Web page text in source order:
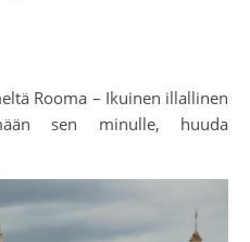
Rooma – Ikuinen illallinen
sen minulle, huuda